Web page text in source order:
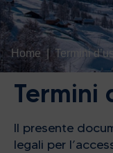
Home Termini
Termini
Il presente
legali per